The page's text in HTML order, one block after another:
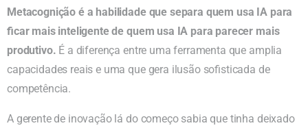
Metacognição é a habilidade que separa quem usa IA para
ficar mais inteligente de quem usa IA para parecer mais
produtivo. É a diferença entre uma ferramenta que amplia
capacidades reais e uma que gera ilusão sofisticada de
competência.
A gerente de inovação lá do começo sabia que tinha deixado